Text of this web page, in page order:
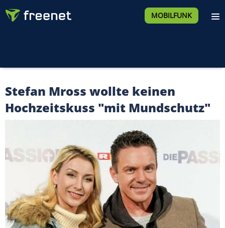
MOBILFUNK
Stefan Mross wollte keinen
Hochzeitskuss "mit Mundschutz"